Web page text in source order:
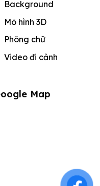
Background
Mô hình 3D
Phông chữ
Video đi cảnh
Map